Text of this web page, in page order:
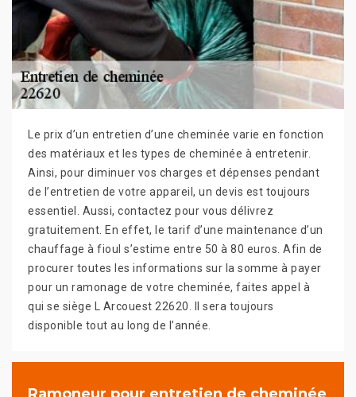
Le prix d’un entretien d’une cheminée varie en fonction
des matériaux et les types de cheminée à entretenir.
Ainsi, pour diminuer vos charges et dépenses pendant
de l’entretien de votre appareil, un devis est toujours
essentiel. Aussi, contactez pour vous délivrez
gratuitement. En effet, le tarif d’une maintenance d’un
chauffage à fioul s’estime entre 50 à 80 euros. Afin de
procurer toutes les informations sur la somme à payer
pour un ramonage de votre cheminée, faites appel à
qui se siège L Arcouest 22620. Il sera toujours
disponible tout au long de l’année.